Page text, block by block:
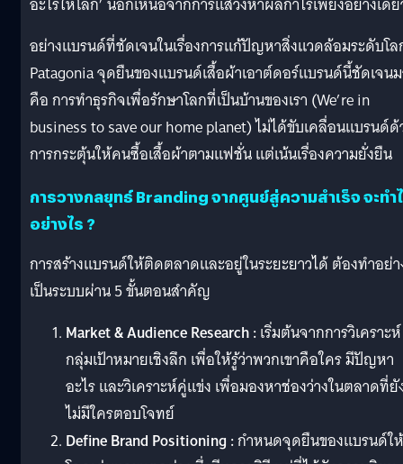
อย่างแบรนด์ที่ชัดเจนในเรื่องการแก้ปัญหาสิ่งแวดล้อมระดับโ
Patagonia จุดยืนของแบรนด์เสื้อผ้าเอาต์ดอร์แบรนด์นี้ชัดเจน
คือ การทำธุรกิจเพื่อรักษาโลกที่เป็นบ้านของเรา (We’re in
business to save our home planet) ไม่ได้ขับเคลื่อนแบรนด์
การกระตุ้นให้คนซื้อเสื้อผ้าตามแฟชั่น แต่เน้นเรื่องความยั่งยืน
การวางกลยุทธ์ Branding จากศูนย์สู่ความสำเร็จ จะทำ
อย่างไร ?
การสร้างแบรนด์ให้ติดตลาดและอยู่ในระยะยาวได้ ต้องทำอย่
เป็นระบบผ่าน 5 ขั้นตอนสำคัญ
Market & Audience Research :เริ่มต้นจากการวิเคราะห์
กลุ่มเป้าหมายเชิงลึก เพื่อให้รู้ว่าพวกเขาคือใคร มีปัญหา
อะไร และวิเคราะห์คู่แข่ง เพื่อมองหาช่องว่างในตลาดที่ยั
ไม่มีใครตอบโจทย์
Define Brand Positioning :กำหนดจุดยืนของแบรนด์ให้